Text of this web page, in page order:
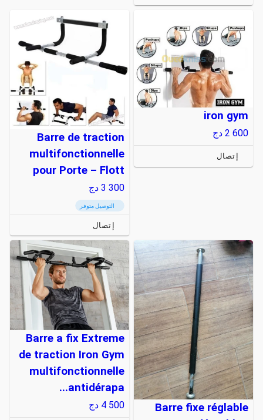
iron gym
2 600 دج
إتصال
Barre de traction
multifonctionnelle
pour Porte – Flott
3 300 دج
التوصيل متوفر
إتصال
Barre fixe réglable
Barre a fix Extreme
de traction Iron Gym
multifonctionnelle
antidérapa...
4 500 دج